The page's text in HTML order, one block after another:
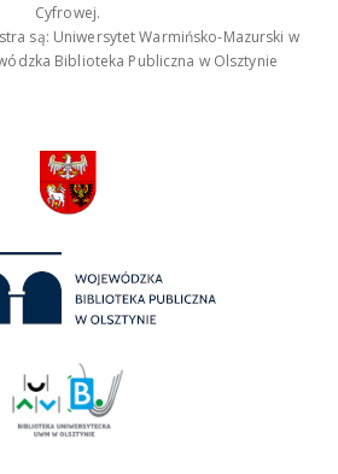
Cyfrowej.
są: Uniwersytet Warmińsko-Mazurski w
Biblioteka Publiczna w Olsztynie